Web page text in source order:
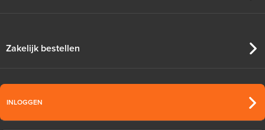
Zakelijk bestellen
INLOGGEN